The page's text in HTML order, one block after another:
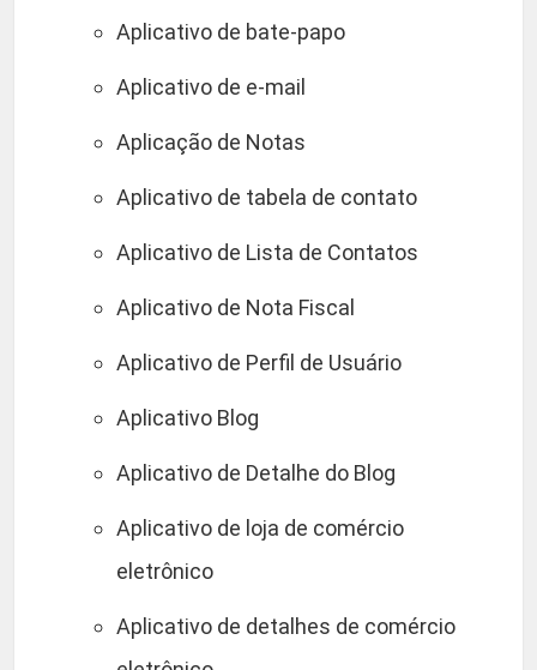
Aplicativo de bate-papo
Aplicativo de e-mail
Aplicação de Notas
Aplicativo de tabela de contato
Aplicativo de Lista de Contatos
Aplicativo de Nota Fiscal
Aplicativo de Perfil de Usuário
Aplicativo Blog
Aplicativo de Detalhe do Blog
Aplicativo de loja de comércio
eletrônico
Aplicativo de detalhes de comércio